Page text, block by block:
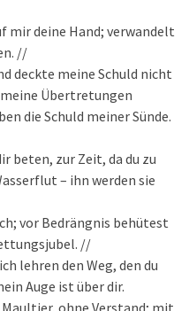
mir deine Hand; verwandelt
//
deckte meine Schuld nicht
Übertretungen
die Schuld meiner Sünde.
beten, zur Zeit, da du zu
– ihn werden sie
vor Bedrängnis behütest
//
lehren den Weg, den du
Auge ist über dir.
ohne Verstand; mit